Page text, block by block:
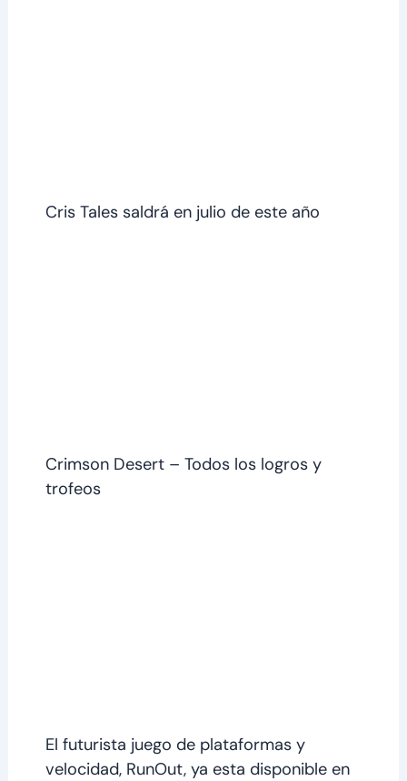
Cris Tales saldrá en julio de este año
Crimson Desert – Todos los logros y
trofeos
El futurista juego de plataformas y
velocidad, RunOut, ya esta disponible en